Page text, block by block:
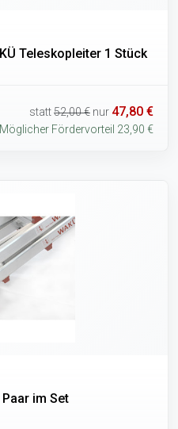
Teleskopleiter 1 Stück
statt52,00 € nur 47,80 €
Möglicher Fördervorteil 23,90 €
im Set